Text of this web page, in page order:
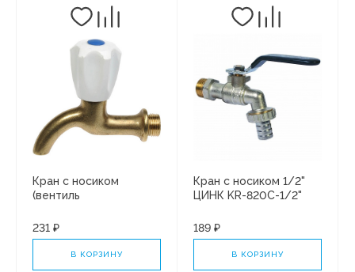
Кран с носиком
(вентиль
ЛАТУНЬ тип СССР
231 ₽
В КОРЗИНУ
Кран с носиком 1/2"
ЦИНК KR-820C-1/2"
189 ₽
В КОРЗИНУ